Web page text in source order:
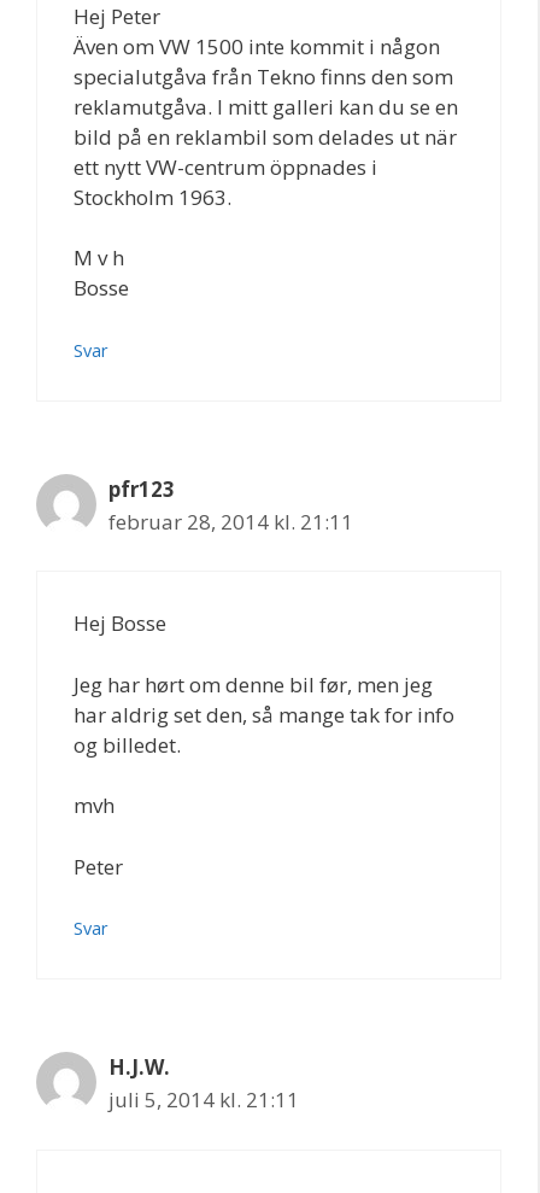
Hej Peter
Även om VW 1500 inte kommit i någon
specialutgåva från Tekno finns den som
reklamutgåva. I mitt galleri kan du se en
bild på en reklambil som delades ut när
ett nytt VW-centrum öppnades i
Stockholm 1963.
M v h
Bosse
Svar
pfr123
februar 28, 2014 kl. 21:11
Hej Bosse
Jeg har hørt om denne bil før, men jeg
har aldrig set den, så mange tak for info
og billedet.
mvh
Peter
Svar
H.J.W.
juli 5, 2014 kl. 21:11